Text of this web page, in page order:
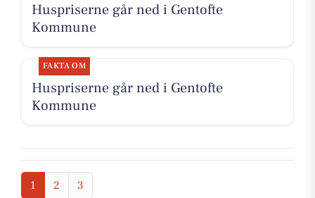
Huspriserne går ned i Gentofte
Kommune
FAKTA OM
Huspriserne går ned i Gentofte
Kommune
1 2 3